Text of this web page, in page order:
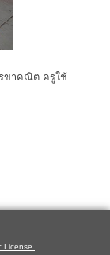
รขาคณิต ครูใช้
License.